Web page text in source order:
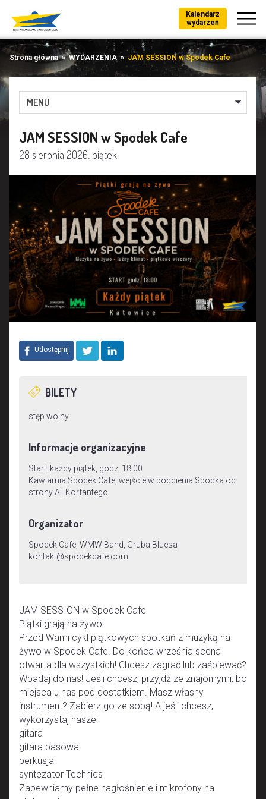
Kalendarz
wydarzeń
Strona główna»WYDARZENIA » JAM SESSION w Spodek Cafe
MENU
JAM SESSION w Spodek Cafe
28 sierpnia 2026, piątek
Udostępnij
BILETY
stęp wolny
Informacje organizacyjne
Start: każdy piątek, godz. 18:00
Kawiarnia Spodek Cafe, wejście w podcienia Spodka od
strony Al. Korfantego.
Organizator
Spodek Cafe, WMW Band, Gruba Bluesa
kontakt@spodekcafe.com
JAM SESSION w Spodek Cafe
Piątki grają na żywo!
Przed Wami cykl piątkowych spotkań z muzyką na
żywo w Spodek Cafe. Do końca września scena
otwarta dla wszystkich! Chcesz zagrać lub zaśpiewać?
Wpadaj do nas! Jeśli chcesz, przyjdź ze znajomymi, bo
miejsca u nas pod dostatkiem. Masz własny
instrument? Zabierz go ze sobą! A jeśli chcesz,
wykorzystaj nasze:
gitara
gitara basowa
perkusja
syntezator Technics
Zapewniamy pełne nagłośnienie i mikrofony na